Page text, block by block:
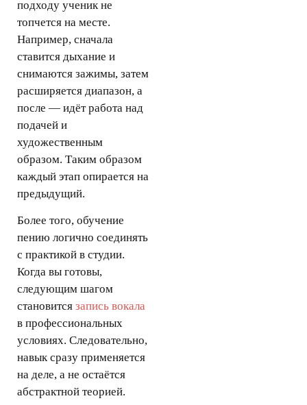
подходу ученик не
топчется на месте.
Например, сначала
ставится дыхание и
снимаются зажимы, затем
расширяется диапазон, а
после — идёт работа над
подачей и
художественным
образом. Таким образом
каждый этап опирается на
предыдущий.
Более того, обучение
пению логично соединять
с практикой в студии.
Когда вы готовы,
следующим шагом
становится запись вокала
в профессиональных
условиях. Следовательно,
навык сразу применяется
на деле, а не остаётся
абстрактной теорией.